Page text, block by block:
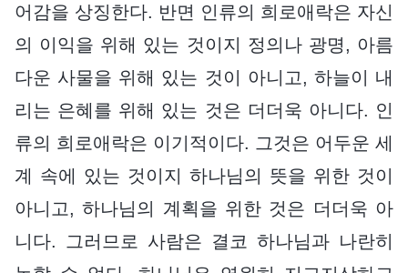
어감을 상징한다. 반면 인류의 희로애락은 자신
의 이익을 위해 있는 것이지 정의나 광명, 아름
다운 사물을 위해 있는 것이 아니고, 하늘이 내
리는 은혜를 위해 있는 것은 더더욱 아니다. 인
류의 희로애락은 이기적이다. 그것은 어두운 세
계 속에 있는 것이지 하나님의 뜻을 위한 것이
아니고, 하나님의 계획을 위한 것은 더더욱 아
니다. 그러므로 사람은 결코 하나님과 나란히